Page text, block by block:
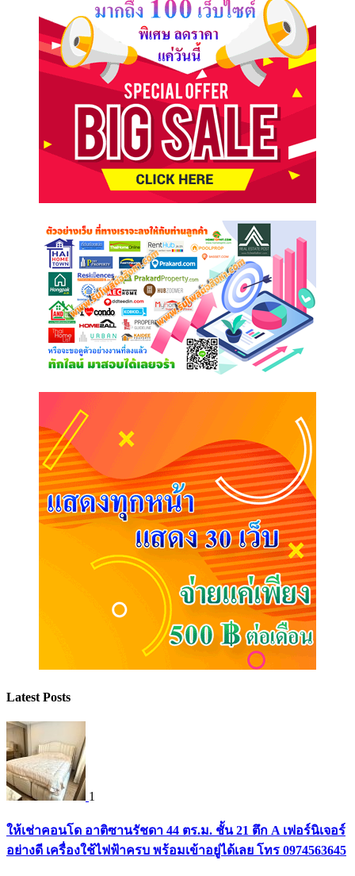
Latest Posts
1
ให้เช่าคอนโด อาติซานรัชดา 44 ตร.ม. ชั้น 21 ตึก A เฟอร์นิเจอร์
อย่างดี เครื่องใช้ไฟฟ้าครบ พร้อมเข้าอยู่ได้เลย โทร 0974563645